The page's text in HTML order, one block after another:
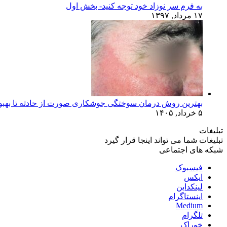
به فرم سر نوزاد خود توجه کنید- بخش اول
۱۷ مرداد, ۱۳۹۷
بهترین روش درمان سوختگی جوشکاری صورت از حادثه تا
۵ خرداد, ۱۴۰۵
تبلیغات
تبلیغات شما می تواند اینجا قرار گیرد
شبکه های اجتماعی
فیسبوک
ایکس
لینکداین
اینستاگرام
Medium
تلگرام
خوراک